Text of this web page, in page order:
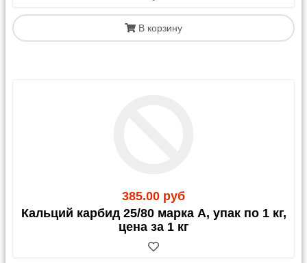
В корзину
385.00 руб
Кальций карбид 25/80 марка А, упак по 1 кг,
цена за 1 кг